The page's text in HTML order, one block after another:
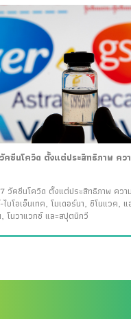
คซีนโควิด ตั้งแต่ประสิทธิภาพ คว
วัคซีนโควิด ตั้งแต่ประสิทธิภาพ ควา
บโอเอ็นเทค, โมเดอร์นา, ซิโนแวค,
โนวาแวกซ์ และสปุตนิกวี